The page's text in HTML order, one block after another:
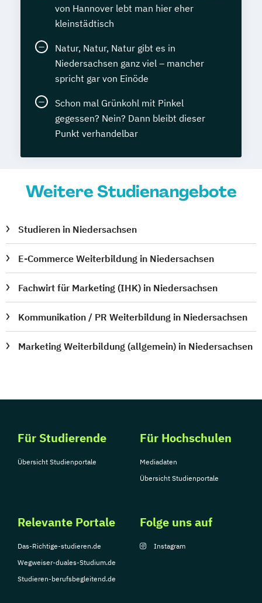
von Hannover lebt man hier eher
kleinstädtisch
Natur, Natur, Natur gibt es in
Niedersachsen ganz viel – mancher
spricht gar von Einöde
Schon mal Grünkohl mit Pinkel
gegessen? Nein? Dann bleibt dieser
Punkt verhandelbar
Weitere Studienangebote
Studieren in Niedersachsen
E-Commerce Weiterbildung in Niedersachsen
Fachwirt für Marketing (IHK) in Niedersachsen
Kommunikation / PR Weiterbildung in Niedersachsen
Marketing Weiterbildung (allgemein) in Niedersachsen
Für Studierende
Übersicht Studienportale
Für Hochschulen
Mediadaten
Übersicht Studienportale
Relevante Portale
Das-Richtige-studieren.de
Wegweiser-duales-Studium.de
Studieren-berufsbegleitend.de
Folge uns auf
Instagram